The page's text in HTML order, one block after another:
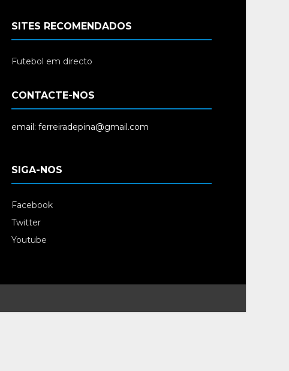
SITES RECOMENDADOS
Futebol em directo
CONTACTE-NOS
email: ferreiradepina@gmail.com
SIGA-NOS
Facebook
Twitter
Youtube